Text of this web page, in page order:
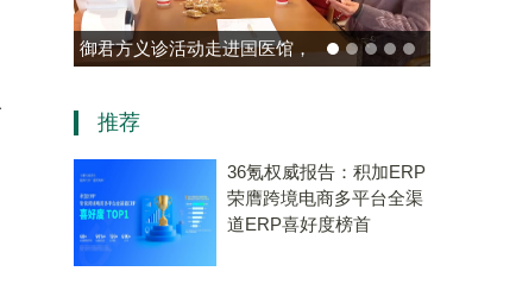
御君方义诊活动走进国医馆，
会客厅”成健康新地标
推荐
36氪权威报告：积加ERP
荣膺跨境电商多平台全渠
道ERP喜好度榜首